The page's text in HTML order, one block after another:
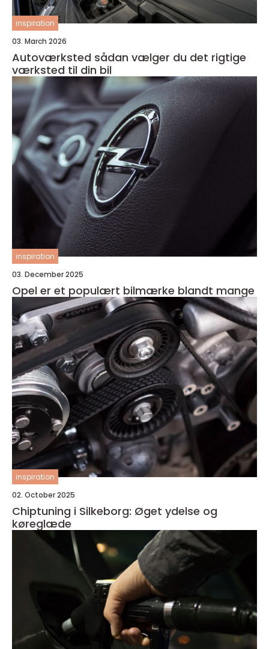
inspiration
03. March 2026
Autoværksted sådan vælger du det rigtige
værksted til din bil
inspiration
03. December 2025
Opel er et populært bilmærke blandt mange
inspiration
02. October 2025
Chiptuning i Silkeborg: Øget ydelse og
køreglæde